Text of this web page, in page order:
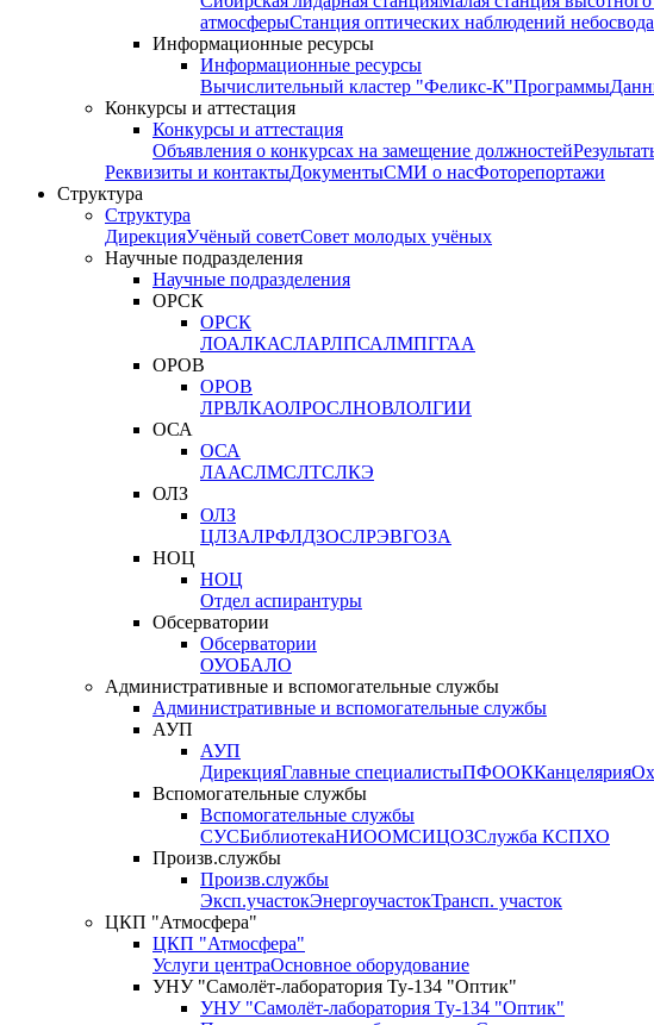
атмосферыСтанция оптических наблюдений небосвода
Информационные ресурсы
Информационные ресурсы
Вычислительный кластер "Феликс-К"Программы
Конкурсы и аттестация
Конкурсы и аттестация
Объявления о конкурсах на замещение должностей
Реквизиты и контактыДокументыСМИ о насФоторепортажи
Структура
Структура
ДирекцияУчёный советСовет молодых учёных
Научные подразделения
Научные подразделения
ОРСК
ОРСК
ЛОАЛКАСЛАРЛПСАЛМПГГАА
ОРОВ
ОРОВ
ЛРВЛКАОЛРОСЛНОВЛОЛГИИ
ОСА
ОСА
ЛААСЛМСЛТСЛКЭ
ОЛЗ
ОЛЗ
ЦЛЗАЛРФЛДЗОСЛРЭВГОЗА
НОЦ
НОЦ
Отдел аспирантуры
Обсерватории
Обсерватории
ОУОБАЛО
Административные и вспомогательные службы
Административные и вспомогательные службы
АУП
АУП
ДирекцияГлавные специалистыПФООККанцелярия
Вспомогательные службы
Вспомогательные службы
СУСБиблиотекаНИООМСИЦОЗСлужба КСПХО
Произв.службы
Произв.службы
Эксп.участокЭнергоучастокТрансп. участок
ЦКП "Атмосфера"
ЦКП "Атмосфера"
Услуги центраОсновное оборудование
УНУ "Самолёт-лаборатория Ту-134 "Оптик"
УНУ "Самолёт-лаборатория Ту-134 "Оптик"